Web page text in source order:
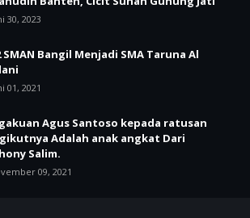
30, 2023
SMAN Bangil Menjadi SMA Taruna Al
01, 2021
Agus Santoso kepada ratusan
Adalah anak angkat Dari
Salim.
09, 2021